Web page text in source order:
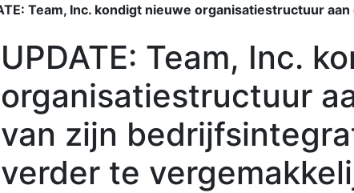
Team, Inc. kondigt nieuwe organisatiestructuur
UPDATE: Team, Inc.
organisatiestructuur
van zijn
verder te